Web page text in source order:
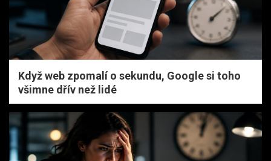
Když web zpomalí o sekundu, Google si toho
všimne dřív než lidé